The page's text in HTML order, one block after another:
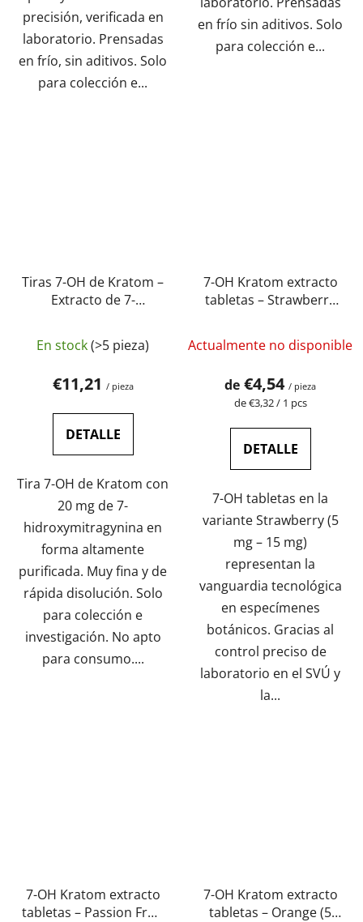
precisión, verificada en
laboratorio. Prensadas
en frío, sin aditivos. Solo
para colección e...
en frío sin aditivos. Solo
para colección e...
Tiras 7-OH de Kratom –
Extracto de 7-
mg | GreenGuru
valoración
media
producto
es
4,7
sobre
5
estrellas.
En stock(>5 pieza)
€11,21 / pieza
DETALLE
Tira 7-OH de Kratom con
20 mg de 7-
hidroxymitragynina en
forma altamente
purificada. Muy fina y de
rápida disolución. Solo
para colección e
investigación. No apto
para consumo....
7-OH Kratom extracto
tabletas – Strawberry
Actualmente no disponible
de €4,54 / pieza
Precio
la
medida:
de €3,32 / 1 pcs
DETALLE
7-OH tabletas en la
variante Strawberry (5
mg – 15 mg)
representan la
vanguardia tecnológica
en especímenes
botánicos. Gracias al
control preciso de
laboratorio en el SVÚ y
la...
7-OH Kratom extracto
tabletas – Passion Fruit
7-OH Kratom extracto
tabletas – Orange (5